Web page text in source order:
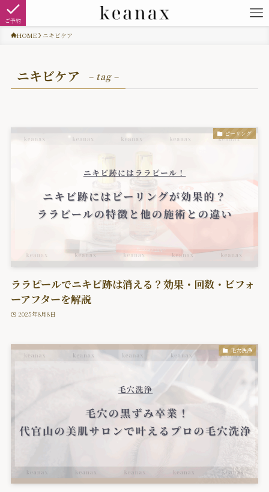
ご予約
HOME ニキビケア
ニキビケア – tag –
ピーリング
ララピールでニキビ跡は消える？効果・回数・ビフォ
ーアフターを解説
2025年8月8日
毛穴洗浄